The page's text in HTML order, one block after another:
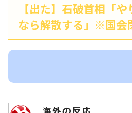
【出た】石破首相「
なら解散する」※国会